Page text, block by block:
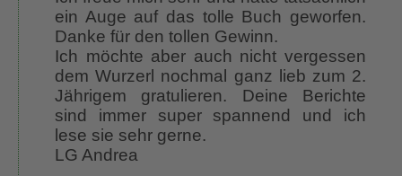
ein Auge auf das tolle Buch geworfen.
Danke für den tollen Gewinn.
Ich möchte aber auch nicht vergessen
dem Wurzerl nochmal ganz lieb zum 2.
Jährigem gratulieren. Deine Berichte
sind immer super spannend und ich
lese sie sehr gerne.
LG Andrea